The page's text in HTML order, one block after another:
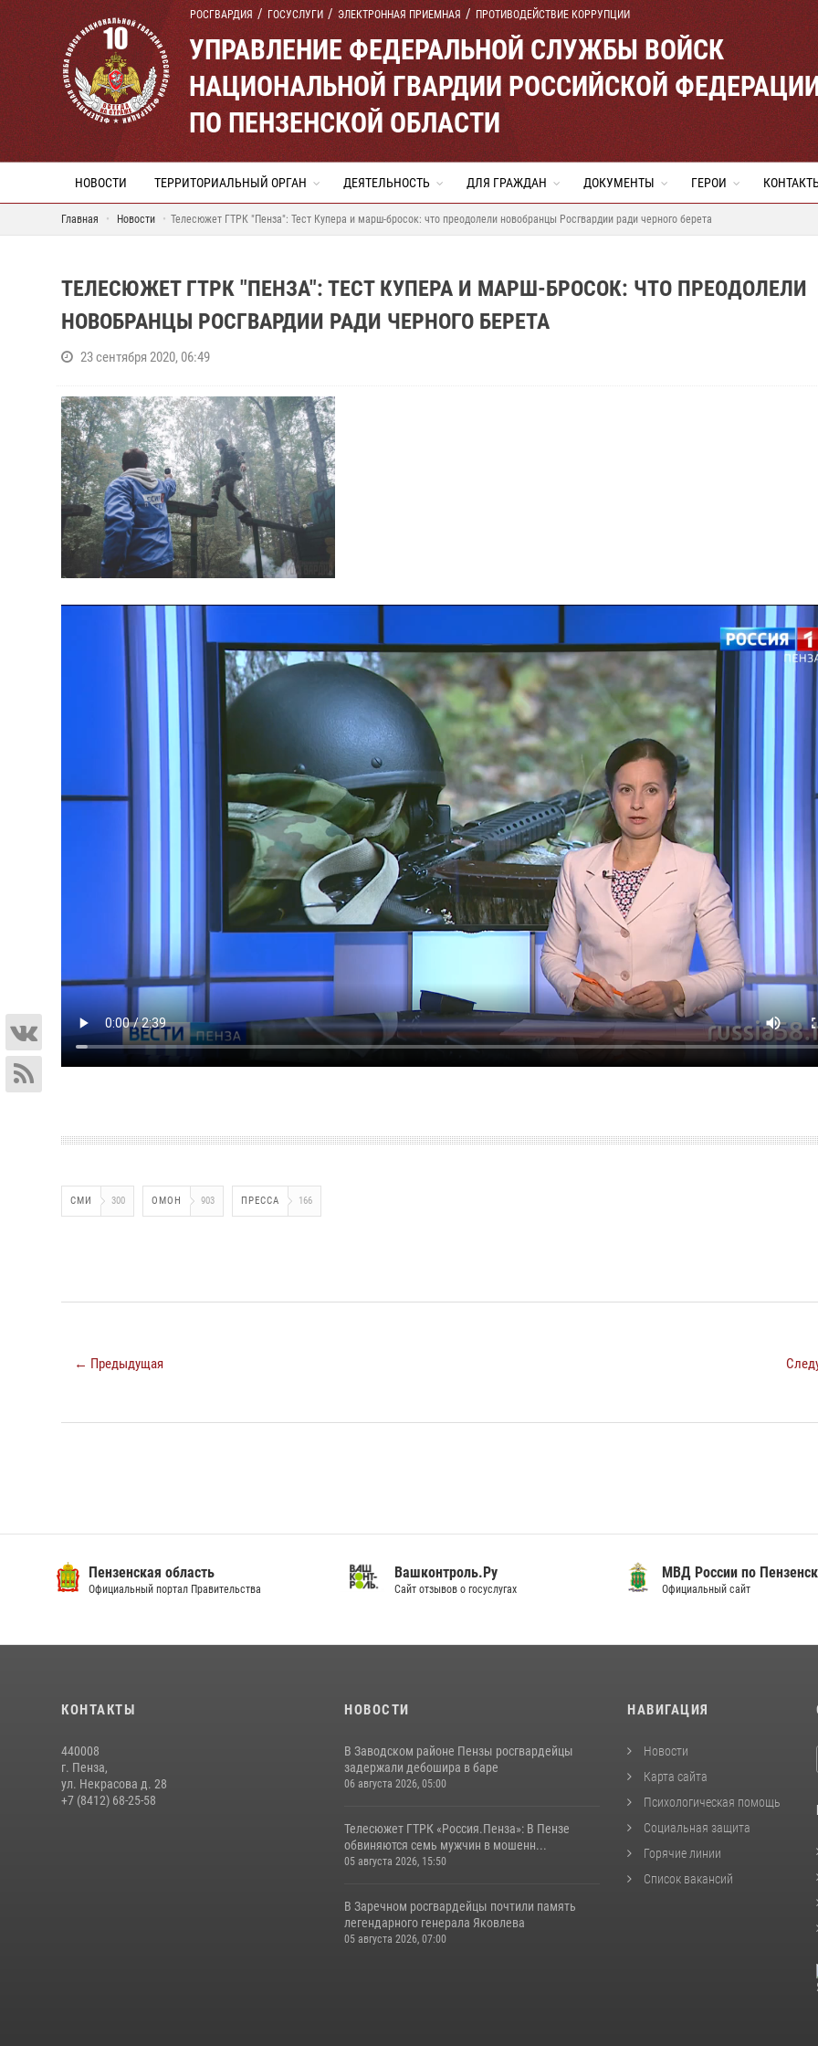
РОСГВАРДИЯ ГОСУСЛУГИ ЭЛЕКТРОННАЯ ПРИЕМНАЯ ПРОТИВОДЕЙСТВИЕ КОРРУПЦИИ
УПРАВЛЕНИЕ ФЕДЕРАЛЬНОЙ СЛУЖБЫ ВОЙСК
НАЦИОНАЛЬНОЙ ГВАРДИИ РОССИЙСКОЙ
ПО ПЕНЗЕНСКОЙ ОБЛАСТИ
НОВОСТИ ТЕРРИТОРИАЛЬНЫЙ ОРГАН ДЕЯТЕЛЬНОСТЬ ДЛЯ ГРАЖДАН ДОКУМЕНТЫ ГЕРОИ
Главная Новости Телесюжет ГТРК "Пенза": Тест Купера и марш-бросок: что преодолели новобранцы Росгвардии ради черного берета
ТЕЛЕСЮЖЕТ ГТРК "ПЕНЗА": ТЕСТ КУПЕРА И МАРШ-БРОСОК: ЧТО ПРЕОДОЛЕЛИ
НОВОБРАНЦЫ РОСГВАРДИИ РАДИ ЧЕРНОГО БЕРЕТА
23 сентября 2020, 06:49
СМИ 300 ОМОН 903 ПРЕССА 166
← Предыдущая
Пензенская область
Официальный портал Правительства
Вашконтроль.Ру
Сайт отзывов о госуслугах
МВД России по
Официальный сайт
КОНТАКТЫ
440008
г. Пенза,
ул. Некрасова д. 28
+7 (8412) 68-25-58
НОВОСТИ
В Заводском районе Пензы росгвардейцы
задержали дебошира в баре
06 августа 2026, 05:00
Телесюжет ГТРК «Россия.Пенза»: В Пензе
обвиняются семь мужчин в мошенн...
05 августа 2026, 15:50
В Заречном росгвардейцы почтили память
легендарного генерала Яковлева
05 августа 2026, 07:00
НАВИГАЦИЯ
Новости
Карта сайта
Психологическая помощь
Социальная защита
Горячие линии
Список вакансий